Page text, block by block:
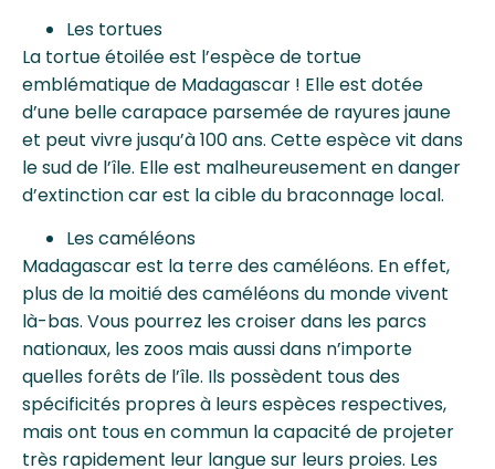
Les tortues
La tortue étoilée est l’espèce de tortue
emblématique de Madagascar ! Elle est dotée
d’une belle carapace parsemée de rayures jaune
et peut vivre jusqu’à 100 ans. Cette espèce vit dans
le sud de l’île. Elle est malheureusement en danger
d’extinction car est la cible du braconnage local.
Les caméléons
Madagascar est la terre des caméléons. En effet,
plus de la moitié des caméléons du monde vivent
là-bas. Vous pourrez les croiser dans les parcs
nationaux, les zoos mais aussi dans n’importe
quelles forêts de l’île. Ils possèdent tous des
spécificités propres à leurs espèces respectives,
mais ont tous en commun la capacité de projeter
très rapidement leur langue sur leurs proies. Les